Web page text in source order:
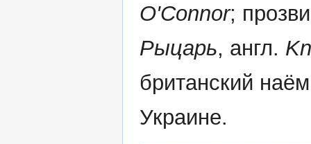
O'Connor;
Рыцарь, англ.
британский
Украине.